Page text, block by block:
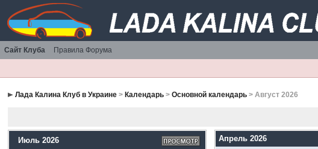
Сайт Клуба Правила Форума
Лада Калина Клуб в Украине > Календарь >Основной календарь > Август 2026
Июль 2026 Апрель 2026